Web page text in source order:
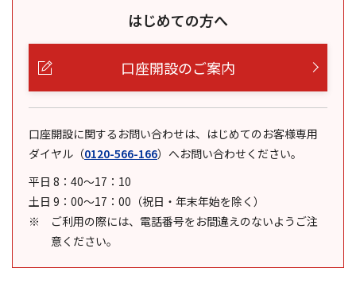
はじめての方へ
口座開設のご案内
口座開設に関するお問い合わせは、はじめてのお客様専用
ダイヤル （0120-566-166） へお問い合わせください。
平日 8：40～17：10
土日 9：00～17：00（祝日・年末年始を除く）
ご利用の際には、電話番号をお間違えのないようご注
意ください。